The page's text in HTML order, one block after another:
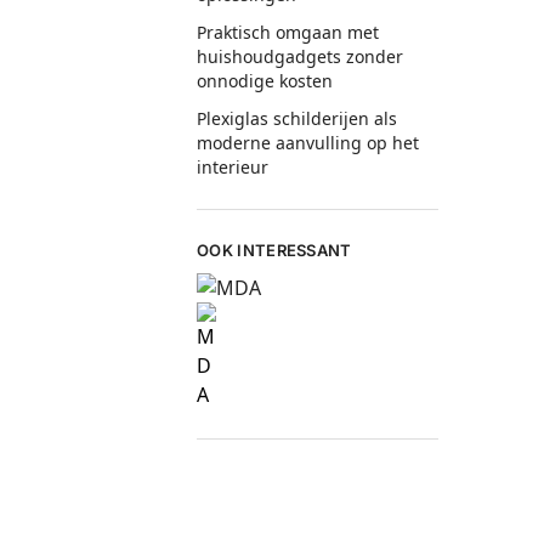
Praktisch omgaan met
huishoudgadgets zonder
onnodige kosten
Plexiglas schilderijen als
moderne aanvulling op het
interieur
OOK INTERESSANT